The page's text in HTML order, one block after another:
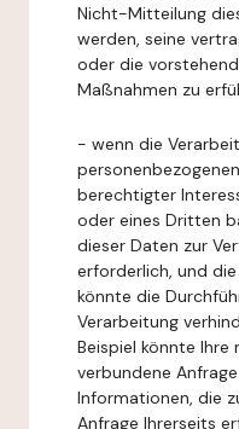
Nicht-Mitteilung
werden, seine
oder die
Maßnahmen zu
- wenn die
berechtigter
oder eines Dritten
dieser Daten zur
erforderlich, und
könnte die
Verarbeitung
Beispiel könnte
verbundene
Informationen, die
Anfrage Ihrerseits